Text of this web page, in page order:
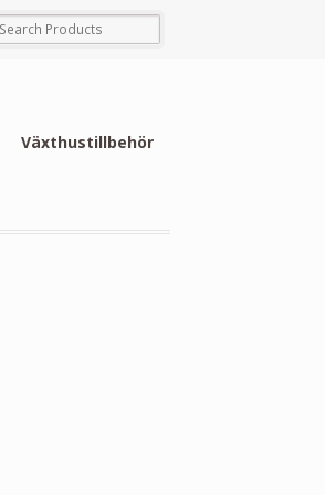
Växthustillbehör